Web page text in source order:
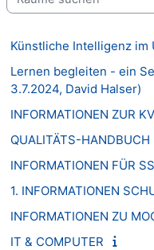
Künstliche Intelligenz im
Lernen begleiten - ein
3.7.2024, David Halser)
INFORMATIONEN ZUR
QUALITÄTS-HANDBUCH
INFORMATIONEN FÜR
1. INFORMATIONEN
INFORMATIONEN ZU
IT & COMPUTER